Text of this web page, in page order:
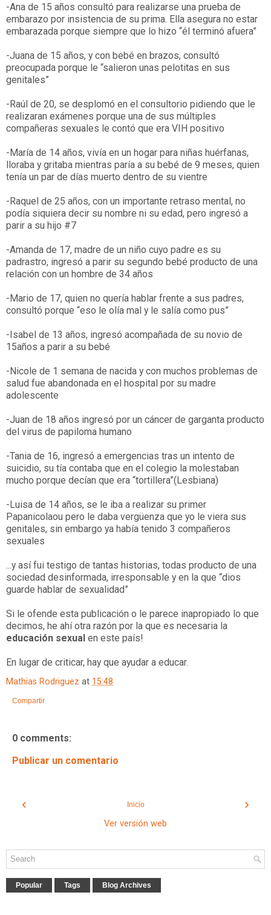
-Ana de 15 años consultó para realizarse una prueba de
embarazo por insistencia de su prima. Ella asegura no estar
embarazada porque siempre que lo hizo “él terminó afuera”
-Juana de 15 años, y con bebé en brazos, consultó
preocupada porque le “salieron unas pelotitas en sus
genitales”
-Raúl de 20, se desplomó en el consultorio pidiendo que le
realizaran exámenes porque una de sus múltiples
compañeras sexuales le contó que era VIH positivo
-María de 14 años, vivía en un hogar para niñas huérfanas,
lloraba y gritaba mientras paría a su bebé de 9 meses, quien
tenía un par de días muerto dentro de su vientre
-Raquel de 25 años, con un importante retraso mental, no
podía siquiera decir su nombre ni su edad, pero ingresó a
parir a su hijo #7
-Amanda de 17, madre de un niño cuyo padre es su
padrastro, ingresó a parir su segundo bebé producto de una
relación con un hombre de 34 años
-Mario de 17, quien no quería hablar frente a sus padres,
consultó porque “eso le olía mal y le salía como pus”
-Isabel de 13 años, ingresó acompañada de su novio de
15años a parir a su bebé
-Nicole de 1 semana de nacida y con muchos problemas de
salud fue abandonada en el hospital por su madre
adolescente
-Juan de 18 años ingresó por un cáncer de garganta producto
del virus de papiloma humano
-Tania de 16, ingresó a emergencias tras un intento de
suicidio, su tía contaba que en el colegio la molestaban
mucho porque decían que era “tortillera”(Lesbiana)
-Luisa de 14 años, se le iba a realizar su primer
Papanicolaou pero le daba vergüenza que yo le viera sus
genitales, sin embargo ya había tenido 3 compañeros
sexuales
...y así fui testigo de tantas historias, todas producto de una
sociedad desinformada, irresponsable y en la que “dios
guarde hablar de sexualidad”
Si le ofende esta publicación o le parece inapropiado lo que
decimos, he ahí otra razón por la que es necesaria la
educación sexual en este país!
En lugar de criticar, hay que ayudar a educar.
Mathias Rodriguez at 15:48
Compartir
0 comments:
Publicar un comentario
‹ ›
Inicio
Ver versión web
Popular Tags Blog Archives